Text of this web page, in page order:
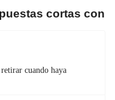
cortas con
cuando haya